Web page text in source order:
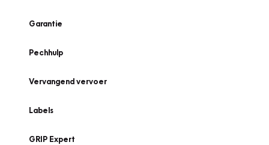
Garantie
Pechhulp
Vervangend vervoer
Labels
GRIP Expert